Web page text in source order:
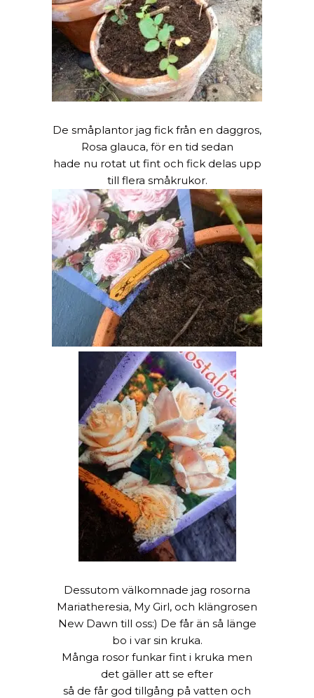
De småplantor jag fick från en daggros,
Rosa glauca, för en tid sedan
hade nu rotat ut fint och fick delas upp
till flera småkrukor.
Dessutom välkomnade jag rosorna
Mariatheresia, My Girl, och klängrosen
New Dawn till oss:) De får än så länge
bo i var sin kruka.
Många rosor funkar fint i kruka men
det gäller att se efter
så de får god tillgång på vatten och